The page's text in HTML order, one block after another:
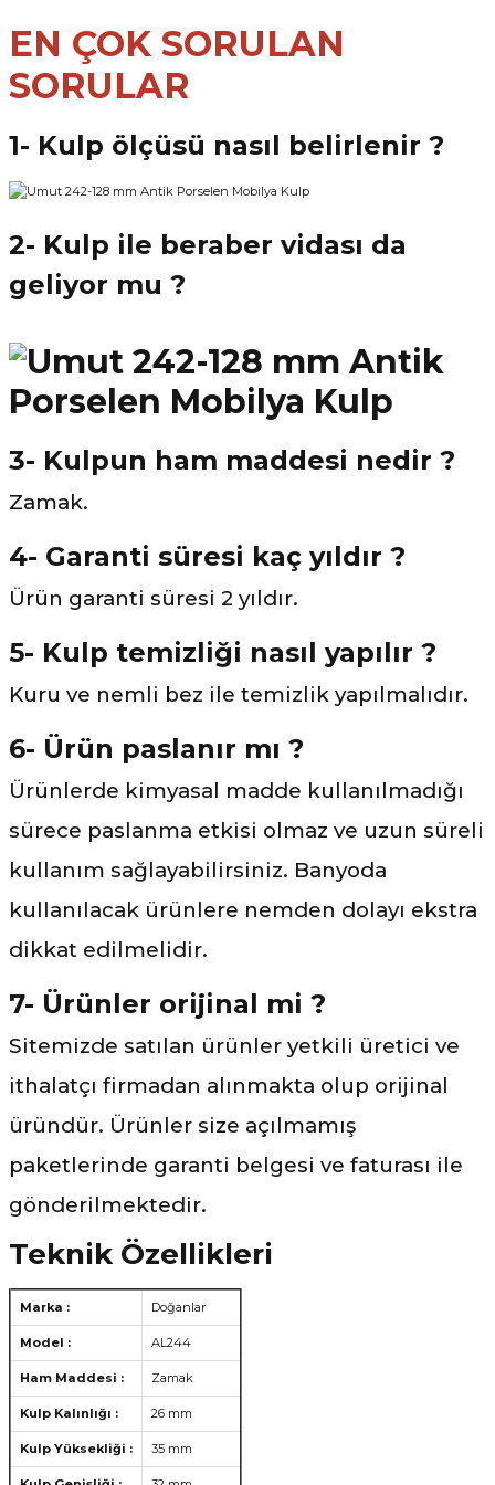
EN ÇOK SORULAN
SORULAR
1- Kulp ölçüsü nasıl belirlenir ?
2- Kulp ile beraber vidası da
geliyor mu ?
3- Kulpun ham maddesi nedir ?
Zamak.
4- Garanti süresi kaç yıldır ?
Ürün garanti süresi 2 yıldır.
5- Kulp temizliği nasıl yapılır ?
Kuru ve nemli bez ile temizlik yapılmalıdır.
6- Ürün paslanır mı ?
Ürünlerde kimyasal madde kullanılmadığı
sürece paslanma etkisi olmaz ve uzun süreli
kullanım sağlayabilirsiniz. Banyoda
kullanılacak ürünlere nemden dolayı ekstra
dikkat edilmelidir.
7- Ürünler orijinal mi ?
Sitemizde satılan ürünler yetkili üretici ve
ithalatçı firmadan alınmakta olup orijinal
üründür. Ürünler size açılmamış
paketlerinde garanti belgesi ve faturası ile
gönderilmektedir.
Teknik Özellikleri
Marka : Doğanlar
Model : AL244
Ham Maddesi : Zamak
Kulp Kalınlığı : 26 mm
Kulp Yüksekliği : 35 mm